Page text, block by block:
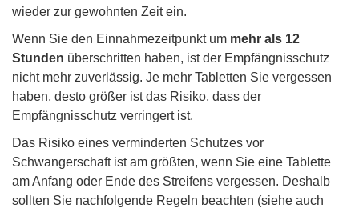
wieder zur gewohnten Zeit ein.
Wenn Sie den Einnahmezeitpunkt um mehr als 12
Stunden überschritten haben, ist der Empfängnisschutz
nicht mehr zuverlässig. Je mehr Tabletten Sie vergessen
haben, desto größer ist das Risiko, dass der
Empfängnisschutz verringert ist.
Das Risiko eines verminderten Schutzes vor
Schwangerschaft ist am größten, wenn Sie eine Tablette
am Anfang oder Ende des Streifens vergessen. Deshalb
sollten Sie nachfolgende Regeln beachten (siehe auch